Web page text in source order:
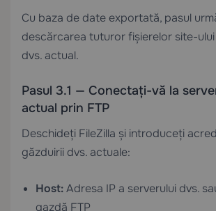
Cu baza de date exportată, pasul
descărcarea tuturor fișierelor site-
dvs. actual.
Pasul 3.1 — Conectați-vă la
actual prin FTP
Deschideți FileZilla și introduceți
găzduirii dvs. actuale:
Host:Adresa IP a serverului dvs.
gazdă FTP